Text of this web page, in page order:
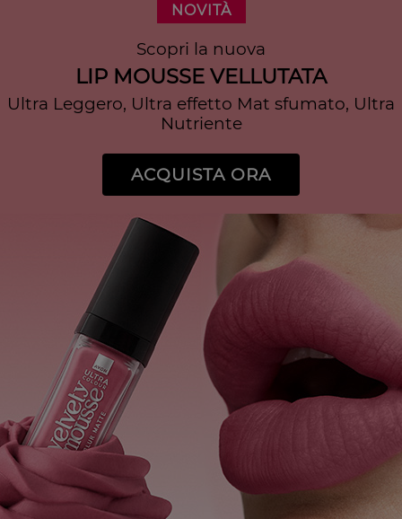
NOVITÀ
Scopri la nuova
LIP MOUSSE VELLUTATA
Ultra Leggero, Ultra effetto Mat sfumato, Ultra
Nutriente
ACQUISTA ORA